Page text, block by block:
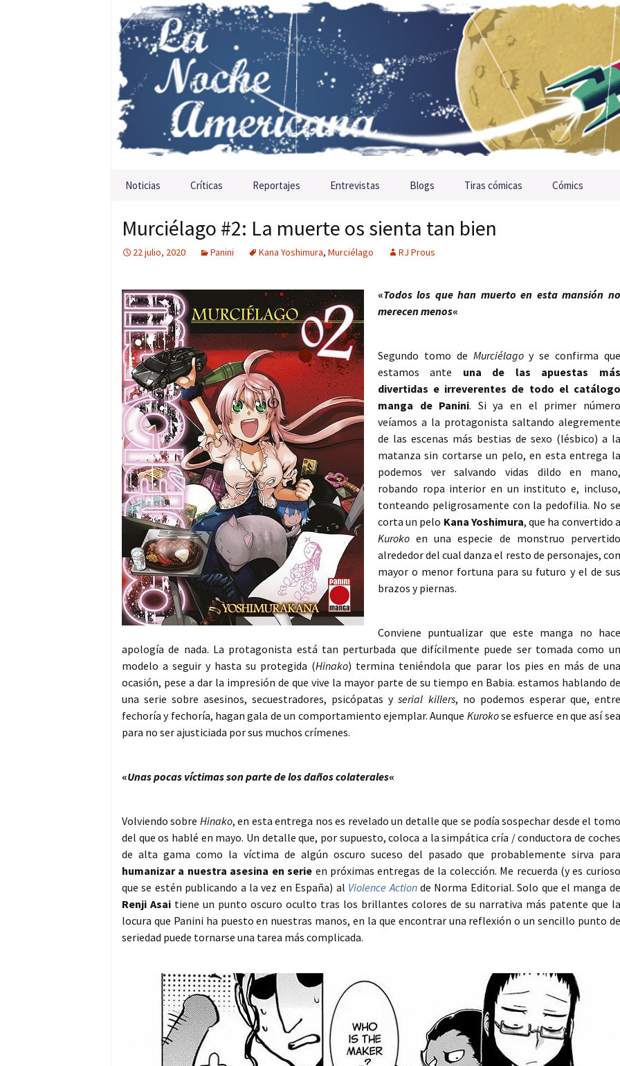
Saltar al contenido
Noticias Críticas Reportajes Entrevistas Blogs Tiras cómicas Cómics
Murciélago #2: La muerte os sienta tan bien
22 julio, 2020 Panini Kana Yoshimura, Murciélago RJ Prous
«Todos los que han muerto en esta mansión no
merecen menos«
Segundo tomo de Murciélagoy se confirma que
estamos ante una de las apuestas más
divertidas e irreverentes de todo el catálogo
manga de Panini. Si ya en el primer número
veíamos a la protagonista saltando alegremente
de las escenas más bestias de sexo (lésbico) a la
matanza sin cortarse un pelo, en esta entrega la
podemos ver salvando vidas dildo en mano,
robando ropa interior en un instituto e, incluso,
tonteando peligrosamente con la pedofilia. No se
corta un pelo Kana Yoshimura, que ha convertido a
Kuroko en una especie de monstruo pervertido
alrededor del cual danza el resto de personajes, con
mayor o menor fortuna para su futuro y el de sus
brazos y piernas.
Conviene puntualizar que este manga no hace
apología de nada. La protagonista está tan perturbada que difícilmente puede ser tomada como un
modelo a seguir y hasta su protegida (Hinako) termina teniéndola que parar los pies en más de una
ocasión, pese a dar la impresión de que vive la mayor parte de su tiempo en Babia. estamos hablando de
una serie sobre asesinos, secuestradores, psicópatas yserial killers, no podemos esperar que, entre
fechoría y fechoría, hagan gala de un comportamiento ejemplar. Aunque Kurokose esfuerce en que así sea
para no ser ajusticiada por sus muchos crímenes.
«Unas pocas víctimas son parte de los daños colaterales«
Volviendo sobre Hinako, en esta entrega nos es revelado un detalle que se podía sospechar desde el tomo
del que os hablé en mayo. Un detalle que, por supuesto, coloca a la simpática cría / conductora de coches
de alta gama como la víctima de algún oscuro suceso del pasado que probablemente sirva para
humanizar a nuestra asesina en serie en próximas entregas de la colección. Me recuerda (y es curioso
que se estén publicando a la vez en España) al Violence Actionde Norma Editorial. Solo que el manga de
Renji Asai tiene un punto oscuro oculto tras los brillantes colores de su narrativa más patente que la
locura que Panini ha puesto en nuestras manos, en la que encontrar una reflexión o un sencillo punto de
seriedad puede tornarse una tarea más complicada.